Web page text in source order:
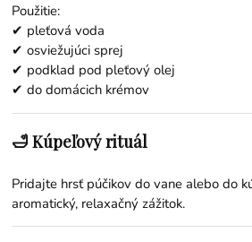
Použitie:
✔ pleťová voda
✔ osviežujúci sprej
✔ podklad pod pleťový olej
✔ do domácich krémov
🛁 Kúpeľový rituál
Pridajte hrsť púčikov do vane alebo do
aromatický, relaxačný zážitok.